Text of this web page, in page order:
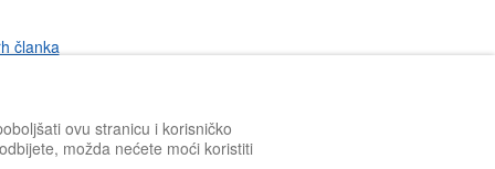
članka
ovu stranicu i korisničko
možda nećete moći koristiti